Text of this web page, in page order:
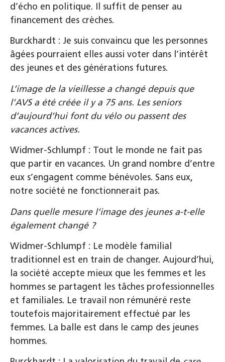
d’écho en politique. Il suffit de penser au
financement des crèches.
Burckhardt : Je suis convaincu que les personnes
âgées pourraient elles aussi voter dans l’intérêt
des jeunes et des générations futures.
L’image de la vieillesse a changé depuis que
l’AVS a été créée il y a 75 ans. Les seniors
d’aujourd’hui font du vélo ou passent des
vacances actives.
Widmer-Schlumpf : Tout le monde ne fait pas
que partir en vacances. Un grand nombre d’entre
eux s’engagent comme bénévoles. Sans eux,
notre société ne fonctionnerait pas.
Dans quelle mesure l’image des jeunes a-t-elle
également changé ?
Widmer-Schlumpf : Le modèle familial
traditionnel est en train de changer. Aujourd’hui,
la société accepte mieux que les femmes et les
hommes se partagent les tâches professionnelles
et familiales. Le travail non rémunéré reste
toutefois majoritairement effectué par les
femmes. La balle est dans le camp des jeunes
hommes.